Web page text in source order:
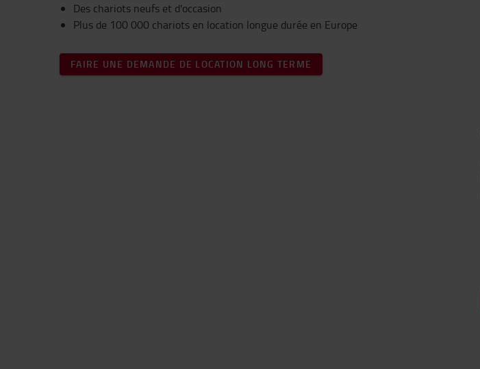
Des chariots neufs et d'occasion
Plus de 100 000 chariots en location longue durée en Europe
FAIRE UNE DEMANDE DE LOCATION LONG TERME